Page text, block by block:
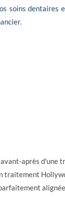
soins dentaires